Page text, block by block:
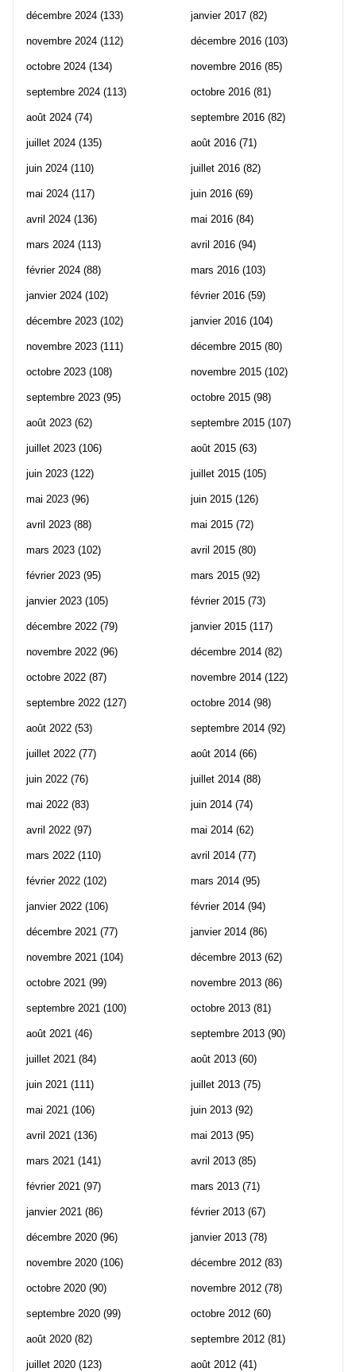
décembre 2024 (133)
novembre 2024 (112)
octobre 2024 (134)
septembre 2024 (113)
août 2024 (74)
juillet 2024 (135)
juin 2024 (110)
mai 2024 (117)
avril 2024 (136)
mars 2024 (113)
février 2024 (88)
janvier 2024 (102)
décembre 2023 (102)
novembre 2023 (111)
octobre 2023 (108)
septembre 2023 (95)
août 2023 (62)
juillet 2023 (106)
juin 2023 (122)
mai 2023 (96)
avril 2023 (88)
mars 2023 (102)
février 2023 (95)
janvier 2023 (105)
décembre 2022 (79)
novembre 2022 (96)
octobre 2022 (87)
septembre 2022 (127)
août 2022 (53)
juillet 2022 (77)
juin 2022 (76)
mai 2022 (83)
avril 2022 (97)
mars 2022 (110)
février 2022 (102)
janvier 2022 (106)
décembre 2021 (77)
novembre 2021 (104)
octobre 2021 (99)
septembre 2021 (100)
août 2021 (46)
juillet 2021 (84)
juin 2021 (111)
mai 2021 (106)
avril 2021 (136)
mars 2021 (141)
février 2021 (97)
janvier 2021 (86)
décembre 2020 (96)
novembre 2020 (106)
octobre 2020 (90)
septembre 2020 (99)
août 2020 (82)
juillet 2020 (123)
janvier 2017 (82)
décembre 2016 (103)
novembre 2016 (85)
octobre 2016 (81)
septembre 2016 (82)
août 2016 (71)
juillet 2016 (82)
juin 2016 (69)
mai 2016 (84)
avril 2016 (94)
mars 2016 (103)
février 2016 (59)
janvier 2016 (104)
décembre 2015 (80)
novembre 2015 (102)
octobre 2015 (98)
septembre 2015 (107)
août 2015 (63)
juillet 2015 (105)
juin 2015 (126)
mai 2015 (72)
avril 2015 (80)
mars 2015 (92)
février 2015 (73)
janvier 2015 (117)
décembre 2014 (82)
novembre 2014 (122)
octobre 2014 (98)
septembre 2014 (92)
août 2014 (66)
juillet 2014 (88)
juin 2014 (74)
mai 2014 (62)
avril 2014 (77)
mars 2014 (95)
février 2014 (94)
janvier 2014 (86)
décembre 2013 (62)
novembre 2013 (86)
octobre 2013 (81)
septembre 2013 (90)
août 2013 (60)
juillet 2013 (75)
juin 2013 (92)
mai 2013 (95)
avril 2013 (85)
mars 2013 (71)
février 2013 (67)
janvier 2013 (78)
décembre 2012 (83)
novembre 2012 (78)
octobre 2012 (60)
septembre 2012 (81)
août 2012 (41)